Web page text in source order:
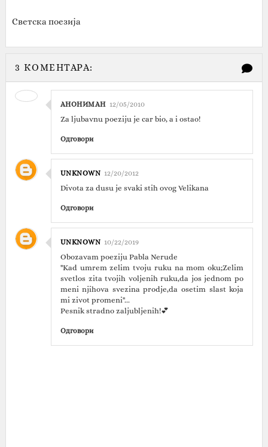
Светска поезија
3 КОМЕНТАРА:
АНОНИМАН 12/05/2010
Za ljubavnu poeziju je car bio, a i ostao!
Одговори
UNKNOWN 12/20/2012
Divota za dusu je svaki stih ovog Velikana
Одговори
UNKNOWN 10/22/2019
Obozavam poeziju Pabla Nerude
"Kad umrem zelim tvoju ruku na mom oku;Zelim
svetlos zita tvojih voljenih ruku,da jos jednom po
meni njihova svezina prodje,da osetim slast koja
mi zivot promeni"...
Pesnik stradno zaljubljenih!💕
Одговори